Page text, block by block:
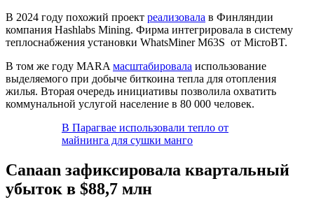
В 2024 году похожий проект реализовала в Финляндии
компания Hashlabs Mining. Фирма интегрировала в систему
теплоснабжения установки WhatsMiner M63S от MicroBT.
В том же году MARA масштабировала использование
выделяемого при добыче биткоина тепла для отопления
жилья. Вторая очередь инициативы позволила охватить
коммунальной услугой население в 80 000 человек.
В Парагвае использовали тепло от
майнинга для сушки манго
Canaan зафиксировала квартальный
убыток в $88,7 млн